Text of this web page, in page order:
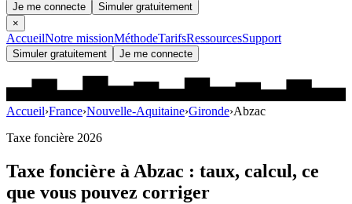
Je me connecte
Simuler gratuitement
×
AccueilNotre missionMéthodeTarifsRessourcesSupport
Simuler gratuitement Je me connecte
Accueil›France›Nouvelle-Aquitaine›Gironde›Abzac
Taxe foncière 2026
Taxe foncière àAbzac : taux, calcul, ce
que vous pouvez corriger